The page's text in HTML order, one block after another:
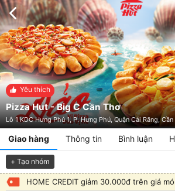
Yêu thích
Pizza Hut - Big C Cần Thơ
Lô 1 KDC Hưng Phú 1, P. Hưng Phú, Quận Cái Răng,
Giao hàng Thông tin Bình luận
+ Tạo nhóm
HOME CREDIT giảm 30.000đ trên giá